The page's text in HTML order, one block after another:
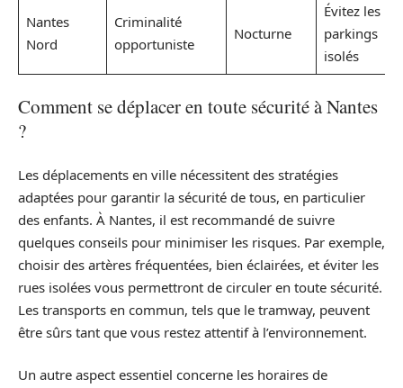
Nantes
Nord
Criminalité
opportuniste
Nocturne
Évitez les
parkings
isolés
Comment se déplacer en toute sécurité à Nantes
?
Les déplacements en ville nécessitent des stratégies
adaptées pour garantir la sécurité de tous, en particulier
des enfants. À Nantes, il est recommandé de suivre
quelques conseils pour minimiser les risques. Par exemple,
choisir des artères fréquentées, bien éclairées, et éviter les
rues isolées vous permettront de circuler en toute sécurité.
Les transports en commun, tels que le tramway, peuvent
être sûrs tant que vous restez attentif à l’environnement.
Un autre aspect essentiel concerne les horaires de